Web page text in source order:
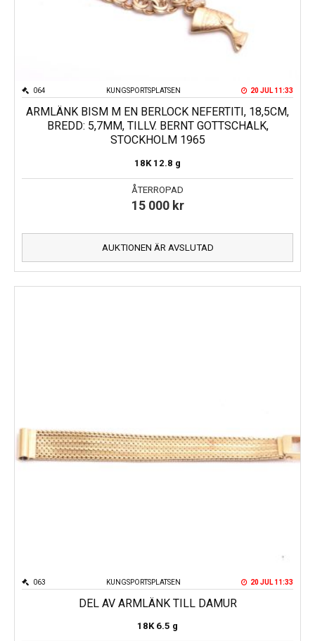
KUNGSPORTSPLATSEN
064 20 JUL 11:33
ARMLÄNK BISM M EN BERLOCK NEFERTITI, 18,5CM,
BREDD: 5,7MM, TILLV. BERNT GOTTSCHALK,
STOCKHOLM 1965
18K 12.8 g
ÅTERROPAD
15 000 kr
AUKTIONEN ÄR AVSLUTAD
KUNGSPORTSPLATSEN
063 20 JUL 11:33
DEL AV ARMLÄNK TILL DAMUR
18K 6.5 g